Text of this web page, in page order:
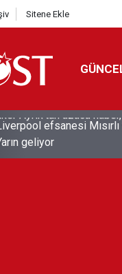
Sitene Ekle
efsanesi
geliyor